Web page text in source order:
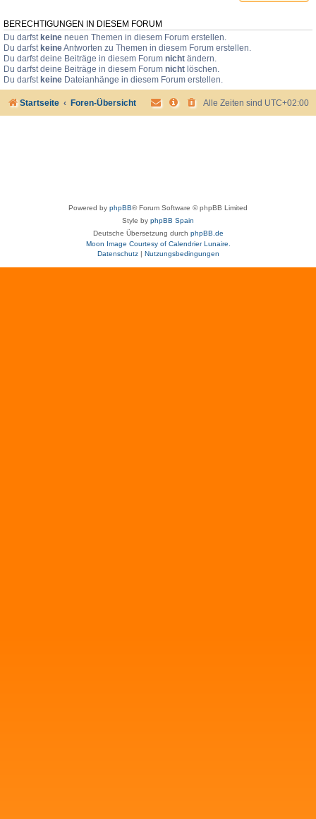
BERECHTIGUNGEN IN DIESEM FORUM
Du darfst keine neuen Themen in diesem Forum erstellen.
Du darfst keineAntworten zu Themen in diesem Forum erstellen.
Du darfst deine Beiträge in diesem Forum nicht ändern.
Du darfst deine Beiträge in diesem Forum nicht löschen.
Du darfst keine Dateianhänge in diesem Forum erstellen.
Startseite Foren-Übersicht Alle Zeiten sind UTC+02:00
Powered by phpBB® Forum Software © phpBB Limited
Style by phpBB Spain
Deutsche Übersetzung durch phpBB.de
Moon Image Courtesy of Calendrier Lunaire.
Datenschutz| Nutzungsbedingungen